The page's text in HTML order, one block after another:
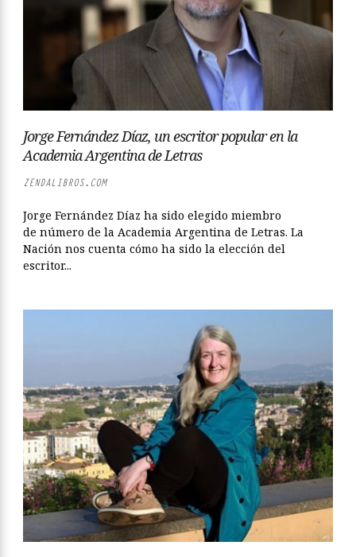
Jorge Fernández Díaz, un escritor popular en la
Academia Argentina de Letras
ZENDALIBROS.COM
Jorge Fernández Díaz ha sido elegido miembro
de número de la Academia Argentina de Letras. La
Nación nos cuenta cómo ha sido la elección del
escritor...